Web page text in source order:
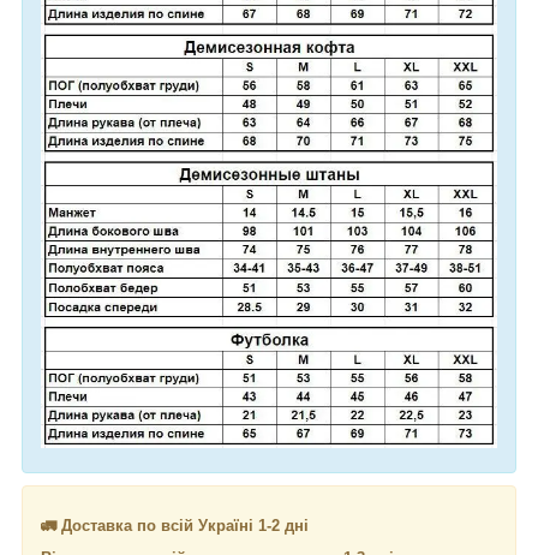
🚛 Доставка по всій Україні 1-2 дні